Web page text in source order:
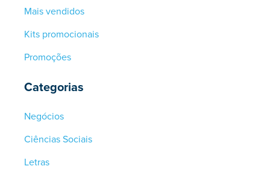
Mais vendidos
Kits promocionais
Promoções
Categorias
Negócios
Ciências Sociais
Letras